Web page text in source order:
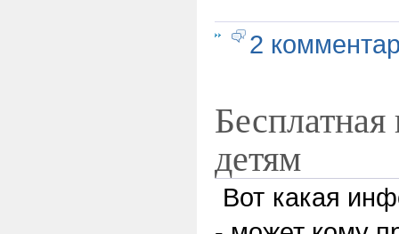
2
детям
Вот какая